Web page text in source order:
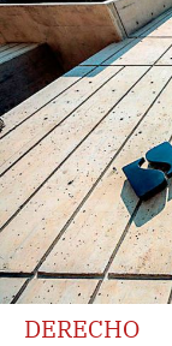
DERECHO